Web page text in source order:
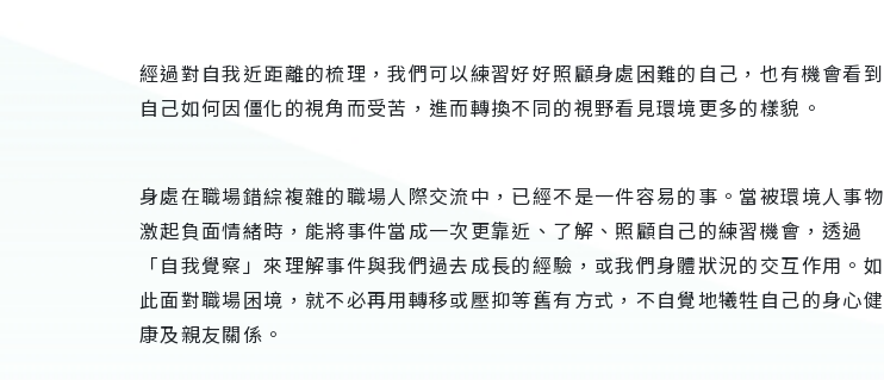
經過對自我近距離的梳理，我們可以練習好好照顧身處困難的自己，也有機會看到
自己如何因僵化的視角而受苦，進而轉換不同的視野看見環境更多的樣貌。
身處在職場錯綜複雜的職場人際交流中，已經不是一件容易的事。當被環境人事物
激起負面情緒時，能將事件當成一次更靠近、了解、照顧自己的練習機會，透過
「自我覺察」來理解事件與我們過去成長的經驗，或我們身體狀況的交互作用。如
此面對職場困境，就不必再用轉移或壓抑等舊有方式，不自覺地犧牲自己的身心健
康及親友關係。